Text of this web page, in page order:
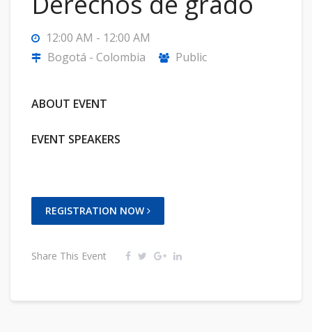
12:00 AM - 12:00 AM
Bogotá - Colombia
Public
ABOUT EVENT
EVENT SPEAKERS
REGISTRATION NOW
Share This Event